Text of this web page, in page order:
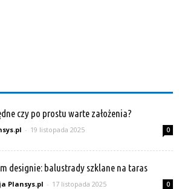
czy po prostu warte założenia?
- 19 listopada 2025 0
designie: balustrady szklane na taras
Plansys.pl - 17 listopada 2025 0